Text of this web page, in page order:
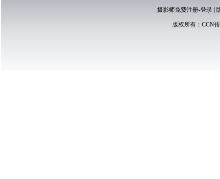
摄影师免费注册-登录|
版权所有： CCN